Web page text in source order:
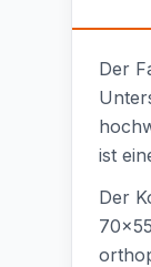
Der
ist
Der